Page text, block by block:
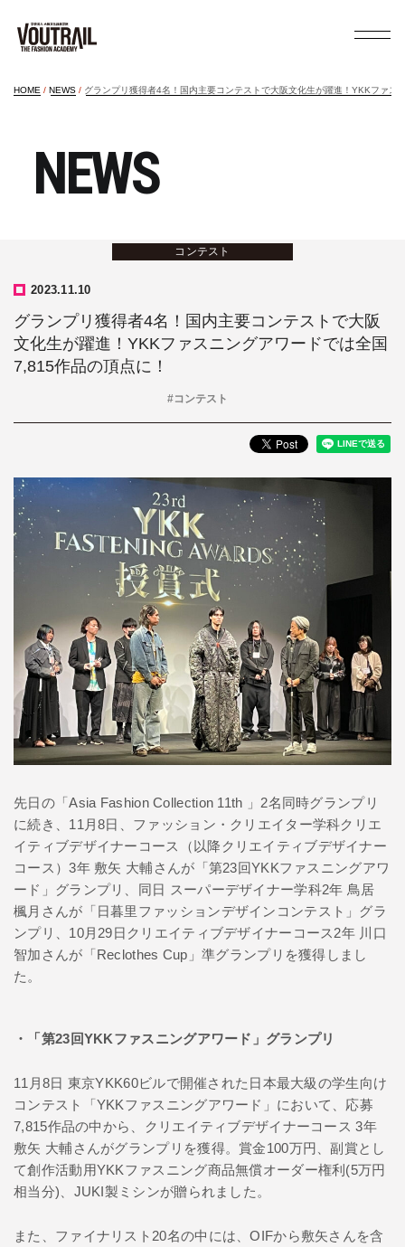
HOME NEWS グランプリ獲得者4名！国内主要コンテストで大阪文化生が躍進！YKKファス
NEWS
コンテスト
2023.11.10
グランプリ獲得者4名！国内主要コンテストで大阪
文化生が躍進！YKKファスニングアワードでは全国
7,815作品の頂点に！
#コンテスト
先日の「Asia Fashion Collection 11th 」2名同時グランプリ
に続き、11月8日、ファッション・クリエイター学科クリエ
イティブデザイナーコース（以降クリエイティブデザイナー
コース）3年 敷矢 大輔さんが「第23回YKKファスニングアワ
ード」グランプリ、同日 スーパーデザイナー学科2年 鳥居
楓月さんが「日暮里ファッションデザインコンテスト」グラ
ンプリ、10月29日クリエイティブデザイナーコース2年 川口
智加さんが「Reclothes Cup」準グランプリを獲得しまし
た。
・「第23回YKKファスニングアワード」グランプリ
11月8日 東京YKK60ビルで開催された日本最大級の学生向け
コンテスト「YKKファスニングアワード」において、応募
7,815作品の中から、クリエイティブデザイナーコース 3年
敷矢 大輔さんがグランプリを獲得。賞金100万円、副賞とし
て創作活動用YKKファスニング商品無償オーダー権利(5万円
相当分)、JUKI製ミシンが贈られました。
また、ファイナリスト20名の中には、OIFから敷矢さんを含